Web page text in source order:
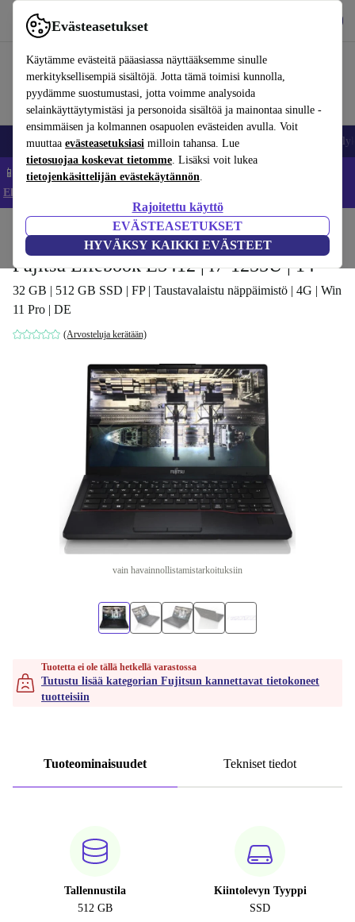
Evästeasetukset
Käytämme evästeitä pääasiassa näyttääksemme sinulle
merkityksellisempiä sisältöjä. Jotta tämä toimisi kunnolla,
pyydämme suostumustasi, jotta voimme analysoida
selainkäyttäytymistäsi ja personoida sisältöä ja mainontaa sinulle -
ensimmäisen ja kolmannen osapuolen evästeiden avulla. Voit
muuttaa evästeasetuksiasi milloin tahansa. Lue
tietosuojaa koskevat tietomme. Lisäksi voit lukea
tietojenkäsittelijän evästekäytännön.
Rajoitettu käyttö
EVÄSTEASETUKSET
HYVÄKSY KAIKKI EVÄSTEET
Käytä refurbed-palvelua nopeasti ja helposti
Matkapuhelimet ja älypuhelimet Kannettavat tietokoneet
📱 Säästä 5 % LISÄÄ iPhoneista – Koodi: IPHONEDEAL –
Ehdot ja säännöt
Kannettavat tietokoneet Fujitsun kannettavat tietokoneet
Fujitsu Lifebook E5412 | i7-1255U | 14"
32 GB | 512 GB SSD | FP | Taustavalaistu näppäimistö | 4G | Win
11 Pro | DE
(Arvosteluja kerätään)
vain havainnollistamistarkoituksiin
Tuotetta ei ole tällä hetkellä varastossa
Tutustu lisää kategorian Fujitsun kannettavat tietokoneet
tuotteisiin
Tuoteominaisuudet Tekniset tiedot
Tallennustila
512 GB
Kiintolevyn Tyyppi
SSD